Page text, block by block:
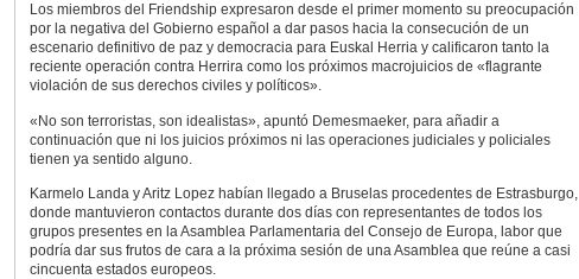
Los miembros del Friendship expresaron desde el primer momento su preocupación
por la negativa del Gobierno español a dar pasos hacia la consecución de un
escenario definitivo de paz y democracia para Euskal Herria y calificaron tanto la
reciente operación contra Herrira como los próximos macrojuicios de «flagrante
violación de sus derechos civiles y políticos».
«No son terroristas, son idealistas», apuntó Demesmaeker, para añadir a
continuación que ni los juicios próximos ni las operaciones judiciales y policiales
tienen ya sentido alguno.
Karmelo Landa y Aritz Lopez habían llegado a Bruselas procedentes de Estrasburgo,
donde mantuvieron contactos durante dos días con representantes de todos los
grupos presentes en la Asamblea Parlamentaria del Consejo de Europa, labor que
podría dar sus frutos de cara a la próxima sesión de una Asamblea que reúne a casi
cincuenta estados europeos.